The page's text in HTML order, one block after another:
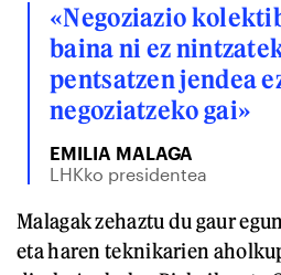
«Negoziazio
baina ni ez
pentsatzen jendea
negoziatzeko gai»
EMILIA MALAGA
LHKko presidentea
Malagak zehaztu du gaur
eta haren teknikarien